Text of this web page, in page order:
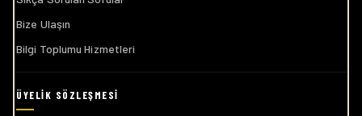
Bize Ulaşın
Bilgi Toplumu Hizmetleri